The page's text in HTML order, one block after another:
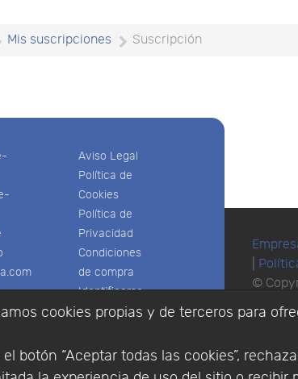
cookies propias y de terceros para
botón “Aceptar todas las cookies”,
Mis suscripciones Suscripción
Aviso Legal
Política de
Cookies
Política de
Privacidad
Condiciones
de compra
Identificarse
Registrarse
©